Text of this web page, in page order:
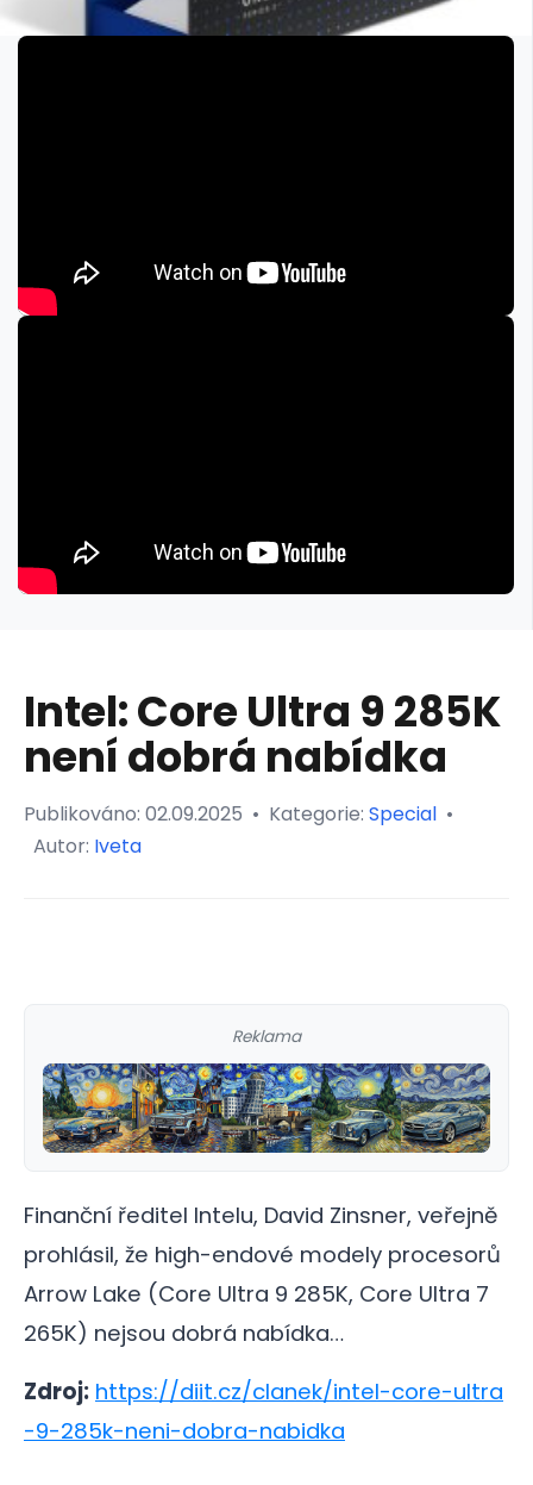
Intel: Core Ultra 9 285K
není dobrá nabídka
Publikováno: 02.09.2025 • Kategorie: Special •
Autor: Iveta
Reklama
Finanční ředitel Intelu, David Zinsner, veřejně
prohlásil, že high-endové modely procesorů
Arrow Lake (Core Ultra 9 285K, Core Ultra 7
265K) nejsou dobrá nabídka…
Zdroj: https://diit.cz/clanek/intel-core-ultra
-9-285k-neni-dobra-nabidka